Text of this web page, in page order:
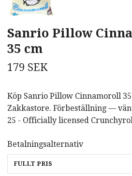
Sanrio Pillow
35 cm
179 SEK
Köp Sanrio Pillow Cinnamoroll 35
Zakkastore. Förbeställning —
25 - Officially licensed
Betalningsalternativ
FULLT PRIS